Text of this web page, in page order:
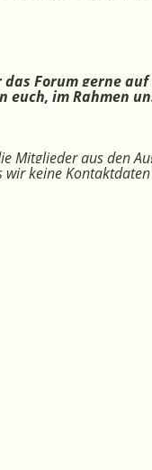
Forum gerne
im Rahmen
Mitglieder aus den
keine